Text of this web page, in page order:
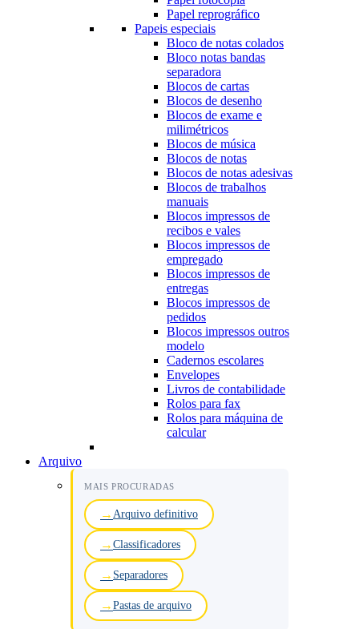
Papel reprográfico
Papeis especiais
Bloco de notas colados
Bloco notas bandas
separadora
Blocos de cartas
Blocos de desenho
Blocos de exame e
milimétricos
Blocos de música
Blocos de notas
Blocos de notas adesivas
Blocos de trabalhos
manuais
Blocos impressos de
recibos e vales
Blocos impressos de
empregado
Blocos impressos de
entregas
Blocos impressos de
pedidos
Blocos impressos outros
modelo
Cadernos escolares
Envelopes
Livros de contabilidade
Rolos para fax
Rolos para máquina de
calcular
Arquivo
MAIS PROCURADAS
Arquivo definitivo
Classificadores
Separadores
Pastas de arquivo